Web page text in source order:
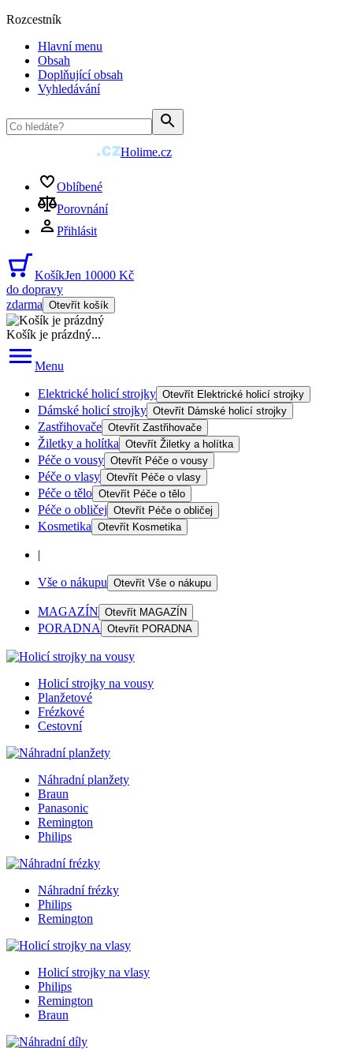
Rozcestník
Hlavní menu
Obsah
Doplňující obsah
Vyhledávání
Holime.cz
Oblíbené
Porovnání
Přihlásit
KošíkJen 10000 Kč
do dopravy
zdarma Otevřít košík
Košík je prázdný...
Menu
Elektrické holicí strojky Otevřít Elektrické holicí strojky
Dámské holicí strojky Otevřít Dámské holicí strojky
Zastřihovače Otevřít Zastřihovače
Žiletky a holítka Otevřít Žiletky a holítka
Péče o vousy Otevřít Péče o vousy
Péče o vlasy Otevřít Péče o vlasy
Péče o tělo Otevřít Péče o tělo
Péče o obličej Otevřít Péče o obličej
Kosmetika Otevřít Kosmetika
|
Vše o nákupu Otevřít Vše o nákupu
MAGAZÍN Otevřít MAGAZÍN
PORADNA Otevřít PORADNA
Holicí strojky na vousy
Planžetové
Frézkové
Cestovní
Náhradní planžety
Braun
Panasonic
Remington
Philips
Náhradní frézky
Philips
Remington
Holicí strojky na vlasy
Philips
Remington
Braun